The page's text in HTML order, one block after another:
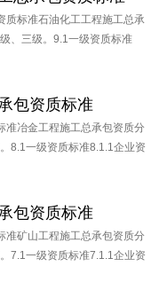
质标准石油化工工程施工总承
、三级。9.1一级资质标准
包资质标准
准冶金工程施工总承包资质分
8.1一级资质标准8.1.1企业资
包资质标准
准矿山工程施工总承包资质分
7.1一级资质标准7.1.1企业资